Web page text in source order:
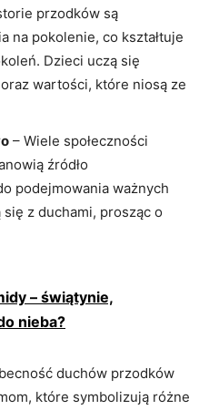
przodków są
na pokolenie, co kształtuje
Dzieci uczą się
wartości, które niosą ze
– Wiele społeczności
źródło
podejmowania ważnych
z duchami, prosząc o
– świątynie,
nieba?
duchów przodków
które symbolizują różne